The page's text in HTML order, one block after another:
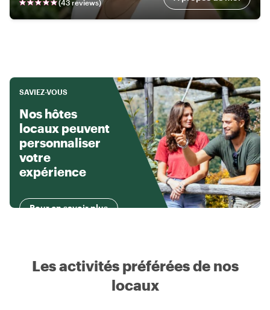
(43 reviews)
SAVIEZ-VOUS
Nos hôtes
locaux peuvent
personnaliser
votre
expérience
Pour en savoir plus
Les activités préférées de nos
locaux